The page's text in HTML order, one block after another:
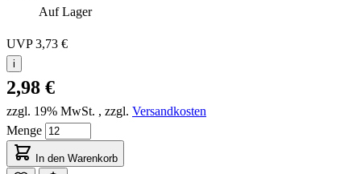
Auf Lager
UVP3,73 €
i
2,98 €
zzgl. 19% MwSt. , zzgl. Versandkosten
Menge
In den Warenkorb